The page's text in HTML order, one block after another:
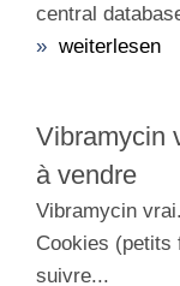
central
» weiterlesen
Vibramycin
à vendre
Vibramycin
Cookies (petits
suivre...